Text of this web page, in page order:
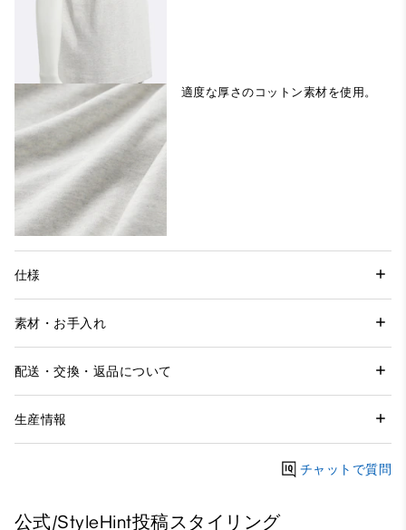
適度な厚さのコットン素材を使用。
仕様
素材・お手入れ
配送・交換・返品について
生産情報
チャットで質問
公式/StyleHint投稿スタイリング